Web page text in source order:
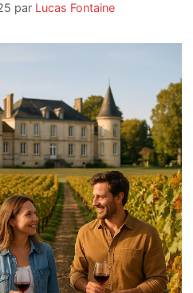
par Lucas Fontaine